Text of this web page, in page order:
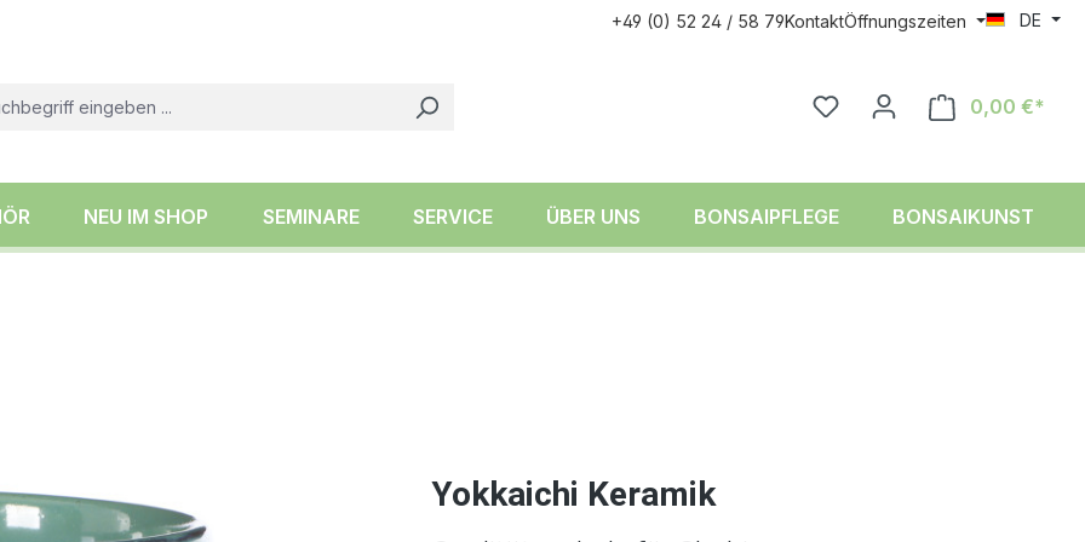
+49 (0) 52 24 / 58 79KontaktÖffnungszeiten DE
0,00 €*
NEU IM SHOP SEMINARE SERVICE ÜBER UNS BONSAIPFLEGE BONSAIKUNST
Yokkaichi Keramik